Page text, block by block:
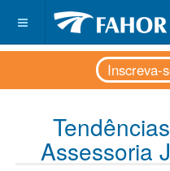
Inscreva-
Assessoria